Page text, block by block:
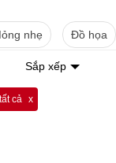
nhẹ Đồ họa
Sắp xếp
cả